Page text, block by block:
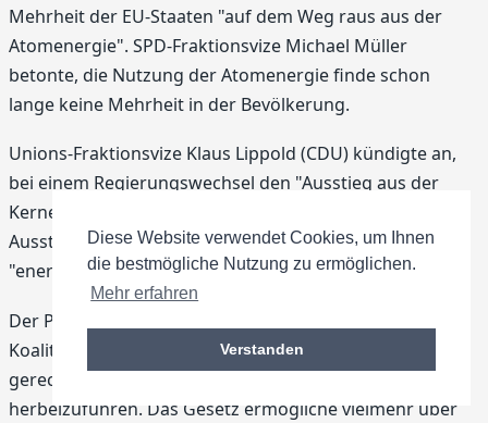
Diese Website verwendet Cookies, um Ihnen
die bestmögliche Nutzung zu ermöglichen.
Mehr erfahren
Verstanden
Mehrheit der EU-Staaten "auf dem Weg raus aus der
Atomenergie". SPD-Fraktionsvize Michael Müller
betonte, die Nutzung der Atomenergie finde schon
lange keine Mehrheit in der Bevölkerung.
Unions-Fraktionsvize Klaus Lippold (CDU) kündigte an,
bei einem Regierungswechsel den "Ausstieg aus der
Kernenergie" wieder rückgängig zu machen. Der
Ausstieg gefährde Arbeitsplätze und sei
"energiepolitisch verfehlt".
Der PDS-Parlamentarier Winfried Wolf kritisierte, die
Koalition werde ihrem selbst gestellten Ziel nicht
gerecht, den Ausstieg aus der Kernenergie
herbeizuführen. Das Gesetz ermögliche vielmehr über